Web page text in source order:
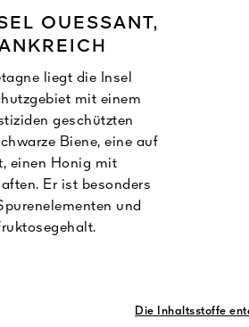
OUESSANT,
liegt die Insel
mit einem
geschützten
Biene, eine auf
einen Honig mit
Er ist besonders
und
Die Inhaltsstoffe